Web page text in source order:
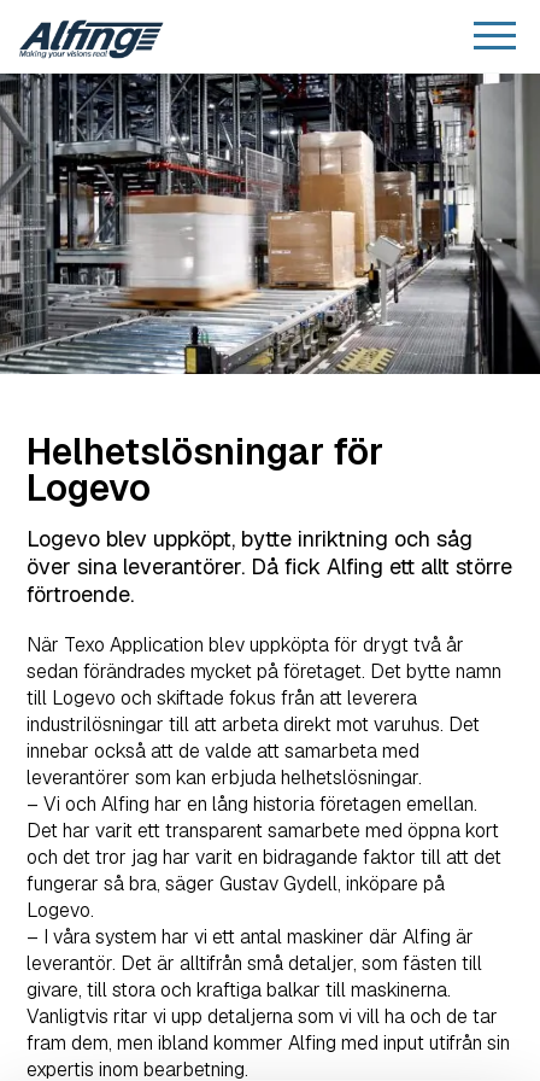
Helhetslösningar för
Logevo
Logevo blev uppköpt, bytte inriktning och såg
över sina leverantörer. Då fick Alfing ett allt större
förtroende.
När Texo Application blev uppköpta för drygt två år
sedan förändrades mycket på företaget. Det bytte namn
till Logevo och skiftade fokus från att leverera
industrilösningar till att arbeta direkt mot varuhus. Det
innebar också att de valde att samarbeta med
leverantörer som kan erbjuda helhetslösningar.
– Vi och Alfing har en lång historia företagen emellan.
Det har varit ett transparent samarbete med öppna kort
och det tror jag har varit en bidragande faktor till att det
fungerar så bra, säger Gustav Gydell, inköpare på
Logevo.
– I våra system har vi ett antal maskiner där Alfing är
leverantör. Det är alltifrån små detaljer, som fästen till
givare, till stora och kraftiga balkar till maskinerna.
Vanligtvis ritar vi upp detaljerna som vi vill ha och de tar
fram dem, men ibland kommer Alfing med input utifrån sin
expertis inom bearbetning.